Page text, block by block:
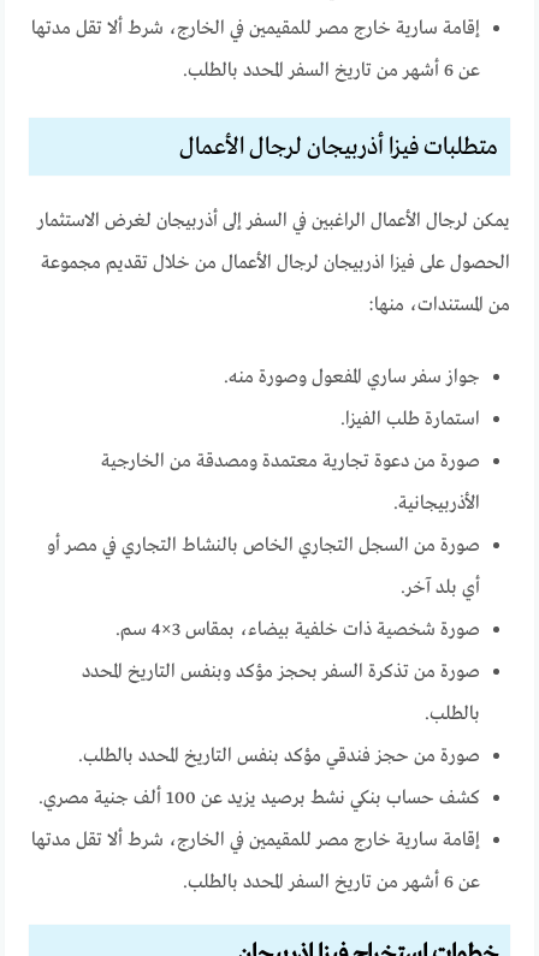
إقامة سارية خارج مصر للمقيمين في الخارج، شرط ألا تقل مدتها
عن 6 أشهر من تاريخ السفر المحدد بالطلب.
متطلبات فيزا أذربيجان لرجال الأعمال
يمكن لرجال الأعمال الراغبين في السفر إلى أذربيجان لغرض الاستثمار
الحصول على فيزا اذربيجان لرجال الأعمال من خلال تقديم مجموعة
من المستندات، منها:
جواز سفر ساري المفعول وصورة منه.
استمارة طلب الفيزا.
صورة من دعوة تجارية معتمدة ومصدقة من الخارجية
الأذربيجانية.
صورة من السجل التجاري الخاص بالنشاط التجاري في مصر أو
أي بلد آخر.
صورة شخصية ذات خلفية بيضاء، بمقاس 3×4 سم.
صورة من تذكرة السفر بحجز مؤكد وبنفس التاريخ المحدد
بالطلب.
صورة من حجز فندقي مؤكد بنفس التاريخ المحدد بالطلب.
كشف حساب بنكي نشط برصيد يزيد عن 100 ألف جنية مصري.
إقامة سارية خارج مصر للمقيمين في الخارج، شرط ألا تقل مدتها
عن 6 أشهر من تاريخ السفر المحدد بالطلب.